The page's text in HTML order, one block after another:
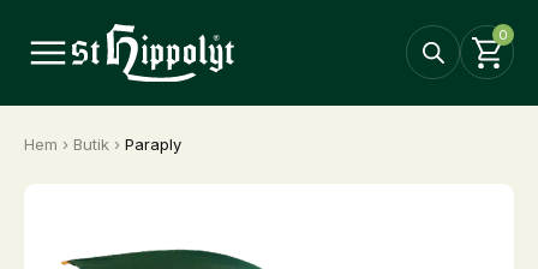
0
Hem › Butik › Paraply